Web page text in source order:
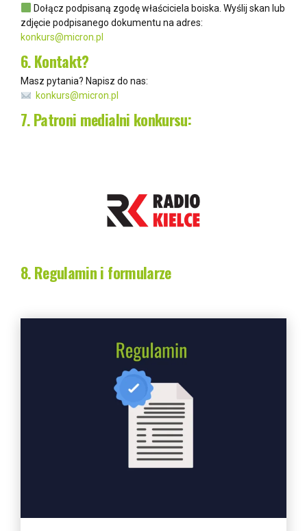
Dołącz podpisaną zgodę właściciela boiska. Wyślij skan lub
zdjęcie podpisanego dokumentu na adres:
konkurs@micron.pl
6. Kontakt?
Masz pytania? Napisz do nas:
konkurs@micron.pl
7. Patroni medialni konkursu:
8. Regulamin i formularze